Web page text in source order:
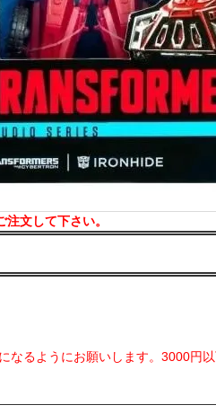
文して下さい。
るようにお願いします。3000円以